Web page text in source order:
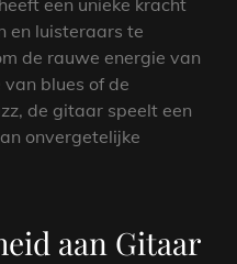
een unieke kracht
en luisteraars te
de rauwe energie van
van blues of de
de gitaar speelt een
onvergetelijke
aan Gitaar